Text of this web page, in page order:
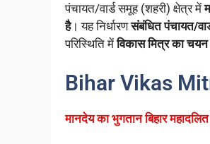
पंचायत/वार्ड समूह (शहरी) क्षेत्र में
है। यह निर्धारणसंबंधित पंचायत/
परिस्थिति मेंविकास मित्र का चयन
Bihar Vikas
मानदेय का भुगतान बिहार